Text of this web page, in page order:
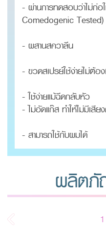
- ผ่านการทดสอบว่าไม่ก่อ
- ผสาน
- ขวดสเปรย์ใ
- ใช้ง่ายแม้ฉีดกลับหัว
- ไม่อัดแก๊ส ทำให้
- สามารถใช้กับผมได้
ผลิตภั
1